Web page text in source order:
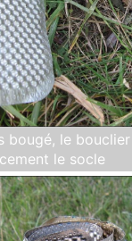
bougé, le
le socle